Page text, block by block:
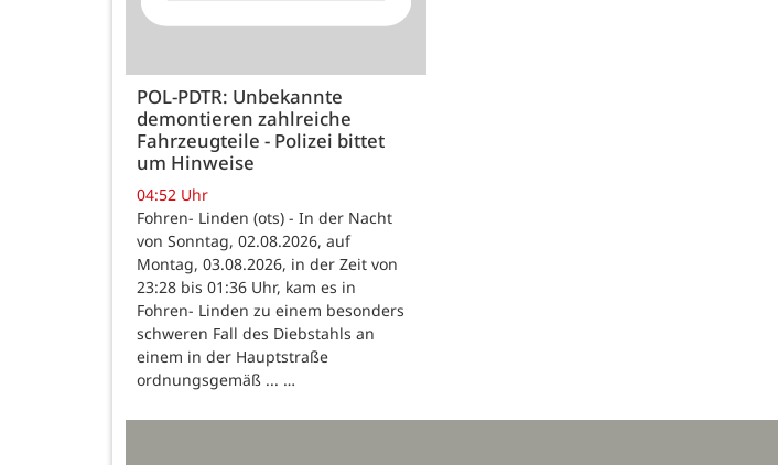
POL-PDTR: Unbekannte
demontieren zahlreiche
Fahrzeugteile - Polizei bittet
um Hinweise
04:52 Uhr
Fohren- Linden (ots) - In der Nacht
von Sonntag, 02.08.2026, auf
Montag, 03.08.2026, in der Zeit von
23:28 bis 01:36 Uhr, kam es in
Fohren- Linden zu einem besonders
schweren Fall des Diebstahls an
einem in der Hauptstraße
ordnungsgemäß ... …